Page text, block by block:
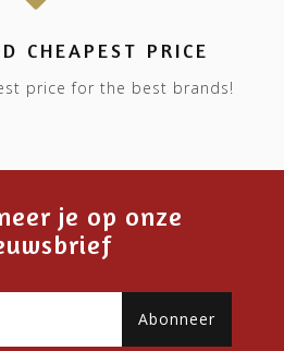
CHEAPEST PRICE
price for the best brands!
je op onze
Abonneer